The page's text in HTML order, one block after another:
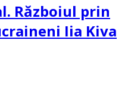
Războiul prin
Iia Kiva